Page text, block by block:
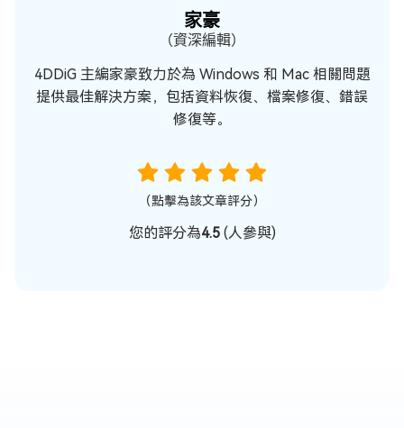
家豪
（資深編輯）
4DDiG 主編家豪致力於為 Windows 和 Mac 相關問題
提供最佳解決方案，包括資料恢復、檔案修復、錯誤
修復等。
（點擊為該文章評分）
您的評分為4.5(人參與)